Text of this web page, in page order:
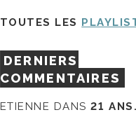
TOUTES LES
DERNIERS
COMMENTAIRES
ETIENNE DANS21